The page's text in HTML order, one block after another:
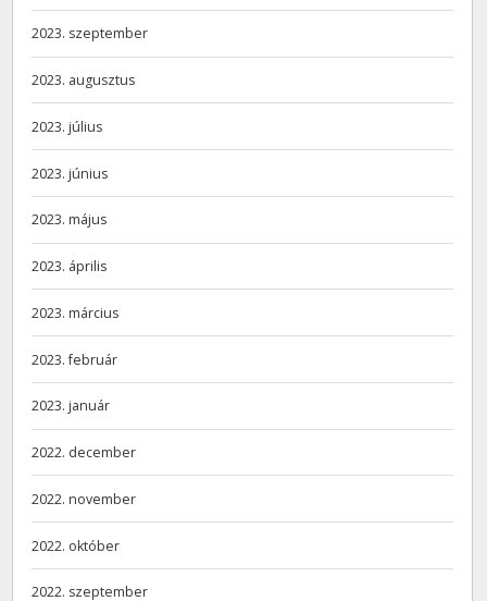
2023. szeptember
2023. augusztus
2023. július
2023. június
2023. május
2023. április
2023. március
2023. február
2023. január
2022. december
2022. november
2022. október
2022. szeptember